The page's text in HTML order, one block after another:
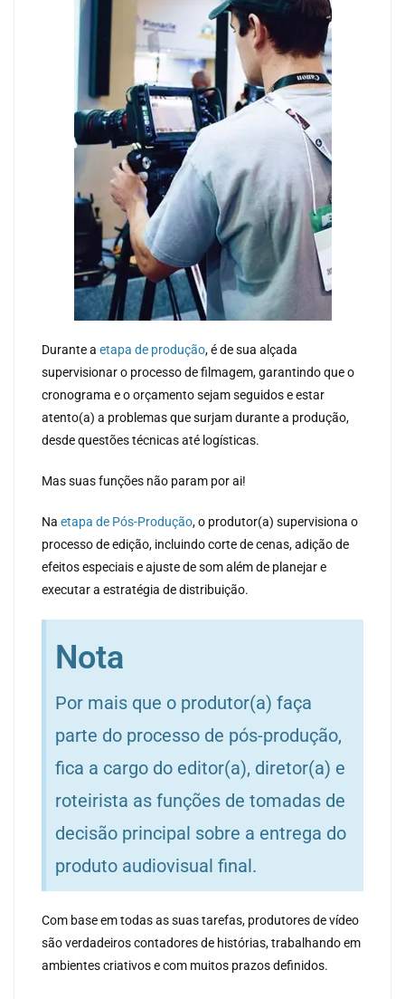
Durante a etapa de produção, é de sua alçada
supervisionar o processo de filmagem, garantindo que o
cronograma e o orçamento sejam seguidos e estar
atento(a) a problemas que surjam durante a produção,
desde questões técnicas até logísticas.
Mas suas funções não param por ai!
Na etapa de Pós-Produção, o produtor(a) supervisiona o
processo de edição, incluindo corte de cenas, adição de
efeitos especiais e ajuste de som além de planejar e
executar a estratégia de distribuição.
Nota
Por mais que o produtor(a) faça
parte do processo de pós-produção,
fica a cargo do editor(a), diretor(a) e
roteirista as funções de tomadas de
decisão principal sobre a entrega do
produto audiovisual final.
Com base em todas as suas tarefas, produtores de vídeo
são verdadeiros contadores de histórias, trabalhando em
ambientes criativos e com muitos prazos definidos.